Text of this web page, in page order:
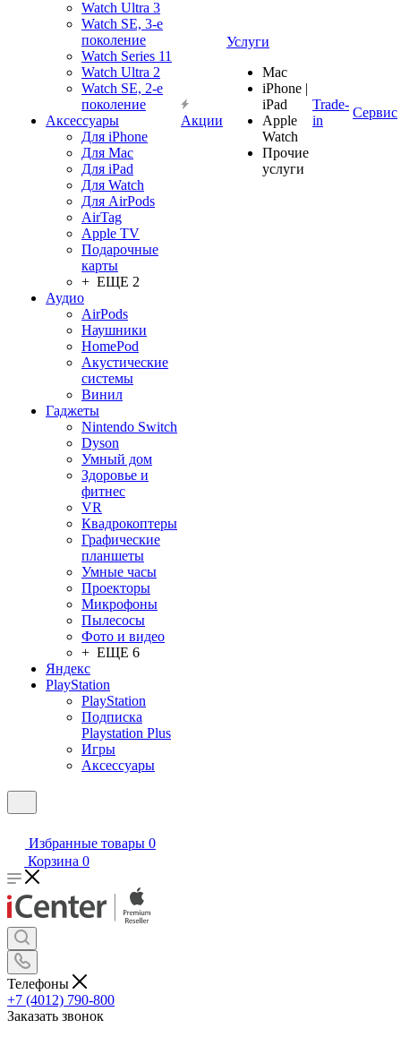
Watch Ultra 3
Watch SE, 3-е
поколение
Watch Series 11
Watch Ultra 2
Watch SE, 2-е
поколение
Аксессуары
Для iPhone
Для Mac
Для iPad
Для Watch
Для AirPods
AirTag
Apple TV
Подарочные
карты
+ ЕЩЕ 2
Аудио
AirPods
Наушники
HomePod
Акустические
системы
Винил
Гаджеты
Nintendo Switch
Dyson
Умный дом
Здоровье и
фитнес
VR
Квадрокоптеры
Графические
планшеты
Умные часы
Проекторы
Микрофоны
Пылесосы
Фото и видео
+ ЕЩЕ 6
Яндекс
PlayStation
PlayStation
Подписка
Playstation Plus
Игры
Аксессуары
Акции
Услуги
Mac
iPhone |
iPad
Apple
Watch
Прочие
услуги
Trade-
in
Сервис
Избранные товары 0
Корзина 0
Телефоны
+7 (4012) 790-800
Заказать звонок